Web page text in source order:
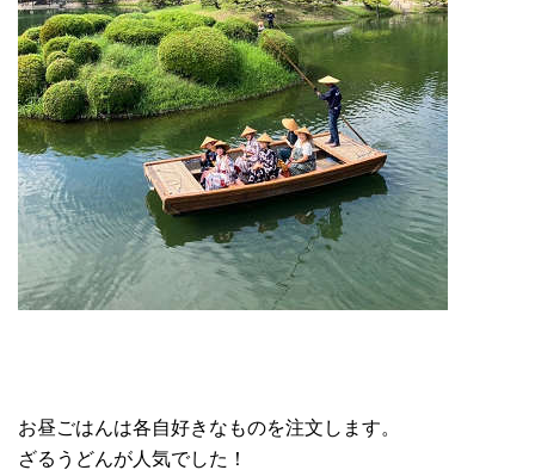
お昼ごはんは各自好きなものを注文します。
ざるうどんが人気でした！